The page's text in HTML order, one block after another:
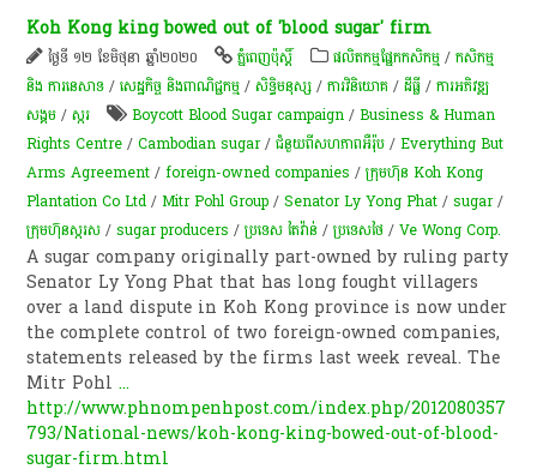
Koh Kong king bowed out of 'blood sugar' firm
ថ្ងៃទី ១២ ខែមិថុនា ឆ្នាំ២០២០ ភ្នំពេញប៉ុស្តិ៍ ​ផលិតកម្ម​ផ្នែក​កសិកម្ម​ /កសិកម្ម​
និង​ ការ​នេ​សាទ​ /សេដ្ឋកិច្ច និងពាណិជ្ជកម្ម /សិទ្ធិមនុស្ស /ការវិនិយោគ /ដីធ្លី /ការ​អភិវឌ្ឍ​
សង្គម /​ស្ករ Boycott Blood Sugar campaign /Business & Human
Rights Centre /Cambodian sugar/ជំនួយពីសហភាពអឺរ៉ុប /Everything But
Arms Agreement /foreign-owned companies /​ក្រុមហ៊ុន Koh Kong
Plantation Co Ltd /Mitr Pohl Group /Senator Ly Yong Phat /sugar/
ក្រុម​ហ៊ុន​ស្ករស /sugar producers /ប្រទេស តៃវ៉ាន់ /ប្រទេសថៃ /Ve Wong Corp.
A sugar company originally part-owned by ruling party
Senator Ly Yong Phat that has long fought villagers
over a land dispute in Koh Kong province is now under
the complete control of two foreign-owned companies,
statements released by the firms last week reveal. The
Mitr Pohl...
http://www.phnompenhpost.com/index.php/2012080357
793/National-news/koh-kong-king-bowed-out-of-blood-
sugar-firm.html